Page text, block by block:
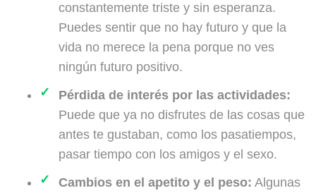
constantemente triste y sin esperanza.
Puedes sentir que no hay futuro y que la
vida no merece la pena porque no ves
ningún futuro positivo.
Pérdida de interés por las actividades:
Puede que ya no disfrutes de las cosas que
antes te gustaban, como los pasatiempos,
pasar tiempo con los amigos y el sexo.
Cambios en el apetito y el peso: Algunas